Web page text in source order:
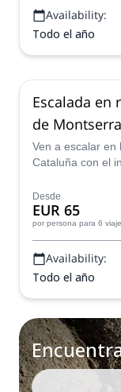
Availability:
Todo el año
Escalada en
de
Ven a escalar en
Cataluña con el
de mejor calidad.
Desde
EUR 65
por persona para 6
Availability:
Todo el año